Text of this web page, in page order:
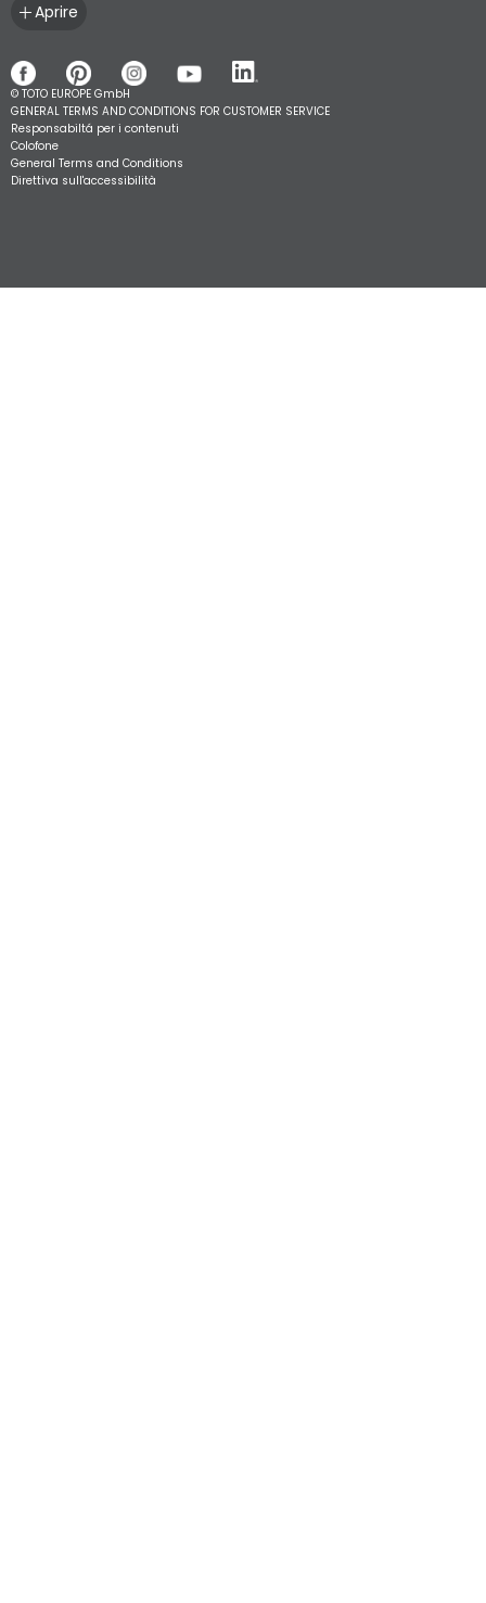
Aprire
© TOTO EUROPE GmbH
GENERAL TERMS AND CONDITIONS FOR CUSTOMER SERVICE
Responsabiltá per i contenuti
Colofone
General Terms and Conditions
Direttiva sull'accessibilità